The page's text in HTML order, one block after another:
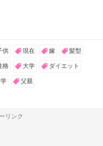
供 現在 嫁 髪型
格 大学 ダイエット
父親
リンク